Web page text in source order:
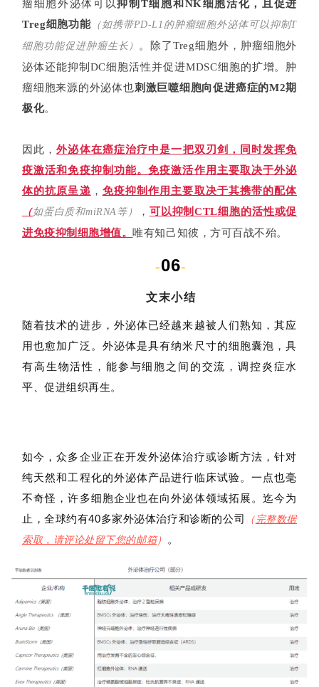
瘤细胞外泌体可以抑制T细胞和NK细胞活化，且促进
Treg细胞功能 （如携带PD-L1的肿瘤细胞外泌体可以抑制T
细胞功能促进肿瘤生长）
。除了Treg细胞外，肿瘤细胞外
泌体还能抑制DC细胞活性并促进MDSC细胞的扩增。肿
瘤细胞来源的外泌体也刺激巨噬细胞向促进癌症的M2期
极化。
因此，外泌体在癌症治疗中是一把双刃剑，同时发挥免
疫激活和免疫抑制功能。免疫激活作用主要取决于外泌
体的抗原呈递 ， 免疫抑制作用主要取决于其携带的配体
（如蛋白质和miRNA等） ， 可以抑制CTL细胞的活性或促
进免疫抑制细胞增值。 唯有知己知彼，方可百战不殆。
-06-
文末小结
随着技术的进步，外泌体已经越来越被人们熟知，其应
用也愈加广泛。外泌体是具有纳米尺寸的细胞囊泡，具
有高生物活性，能参与细胞之间的交流，调控炎症水
平、促进组织再生。
如今，众多企业正在开发外泌体治疗或诊断方法，针对
纯天然和工程化的外泌体产品进行临床试验。一点也毫
不奇怪，许多细胞企业也在向外泌体领域拓展。迄今为
止，全球约有40多家外泌体治疗和诊断的公司
（完整数据
索取，请评论处留下您的邮箱） 。